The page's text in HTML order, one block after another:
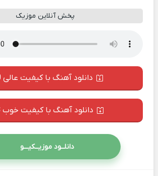
پخش آنلاین موزیک
دانلود آهنگ با کیفیت عالی 320
دانلود آهنگ با کیفیت خوب 128
دانلــود موزیــکیـــو